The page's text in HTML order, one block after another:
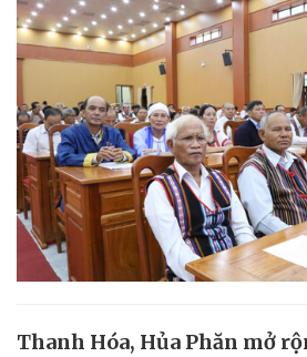
Thanh Hóa, Hủa Phăn mở